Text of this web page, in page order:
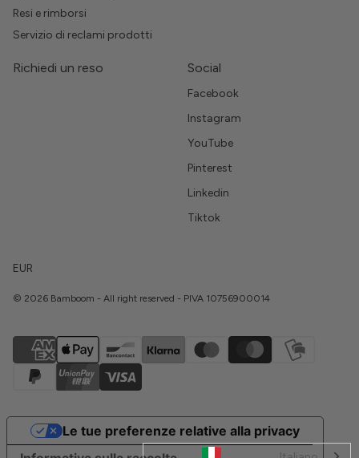
Resi e rimborsi
Servizio di reclami prodotti
Richiedi un reso Social
Facebook
Instagram
YouTube
Pinterest
Linkedin
Tiktok
EUR
© 2026 Bamboom - All right reserved - PIVA 10756900014
Le tue preferenze relative alla privacy